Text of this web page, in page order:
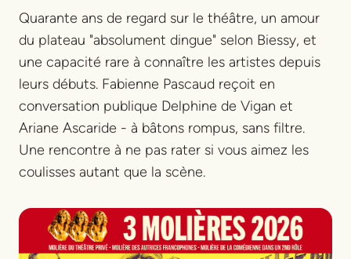
Quarante ans de regard sur le théâtre, un amour
du plateau "absolument dingue" selon Biessy, et
une capacité rare à connaître les artistes depuis
leurs débuts. Fabienne Pascaud reçoit en
conversation publique Delphine de Vigan et
Ariane Ascaride - à bâtons rompus, sans filtre.
Une rencontre à ne pas rater si vous aimez les
coulisses autant que la scène.